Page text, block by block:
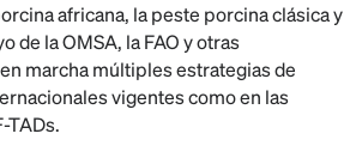
africana, la peste porcina clásica y
de la OMSA, la FAO y otras
marcha múltiples estrategias de
vigentes como en las
TADs.